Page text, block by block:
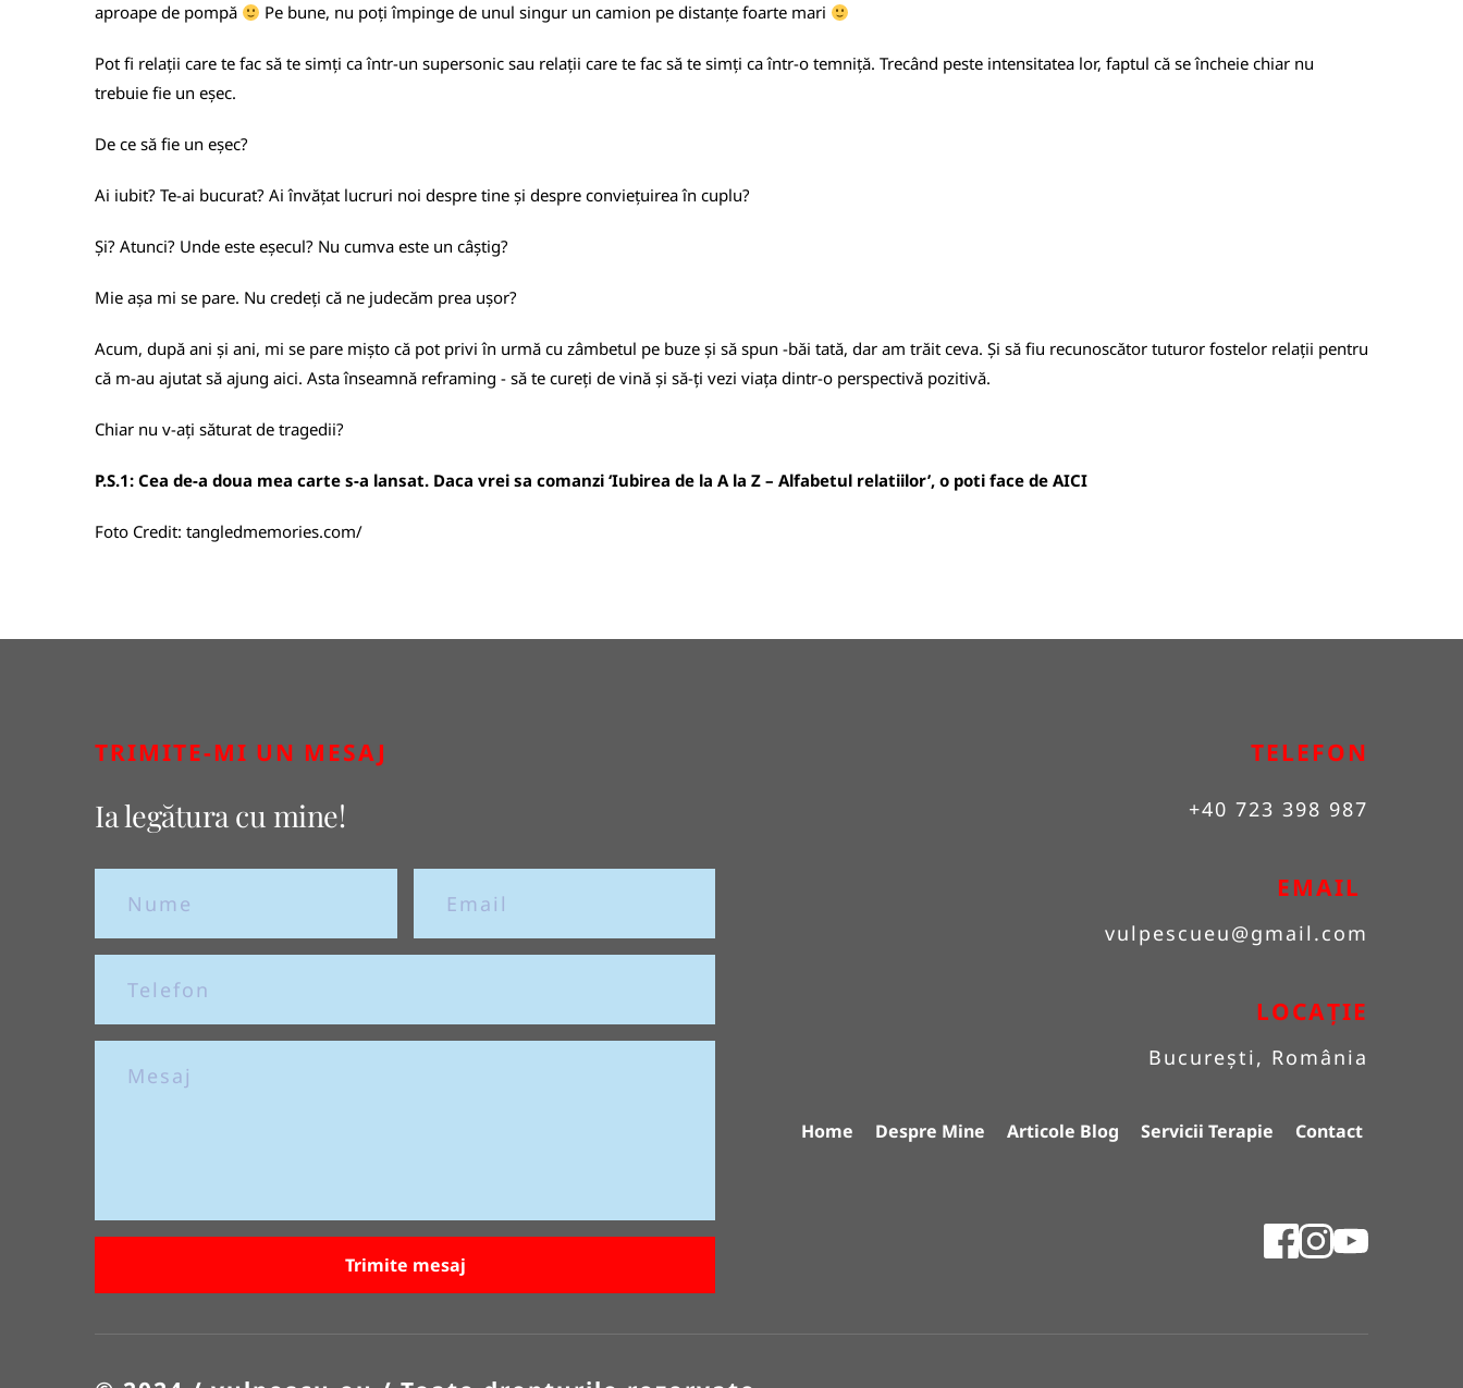
aproape de pompă
Pe bune, nu poți împinge de unul singur un camion pe distanțe foarte mari
Pot fi relații care te fac să te simți ca într-un supersonic sau relații care te fac să te simți ca într-o temniță. Trecând peste intensitatea lor, faptul că se încheie chiar nu
trebuie fie un eșec.
De ce să fie un eșec?
Ai iubit? Te-ai bucurat? Ai învățat lucruri noi despre tine și despre conviețuirea în cuplu?
Și? Atunci? Unde este eșecul? Nu cumva este un câștig?
Mie așa mi se pare. Nu credeți că ne judecăm prea ușor?
Acum, după ani și ani, mi se pare mișto că pot privi în urmă cu zâmbetul pe buze și să spun -băi tată, dar am trăit ceva. Și să fiu recunoscător tuturor fostelor relații pentru
că m-au ajutat să ajung aici. Asta înseamnă reframing - să te cureți de vină și să-ți vezi viața dintr-o perspectivă pozitivă.
Chiar nu v-ați săturat de tragedii?
P.S.1: Cea de-a doua mea carte s-a lansat. Daca vrei sa comanzi ‘Iubirea de la A la Z – Alfabetul relatiilor’, o poti face de AICI
Foto Credit: tangledmemories.com/
TRIMITE-MI UN MESAJ
Ia legătura cu mine!
Trimite mesaj
TELEFON
+40 723 398 987
EMAIL
vulpescueu@gmail.com
LOCAȚIE
București, România
Home Despre Mine Articole Blog Servicii Terapie Contact